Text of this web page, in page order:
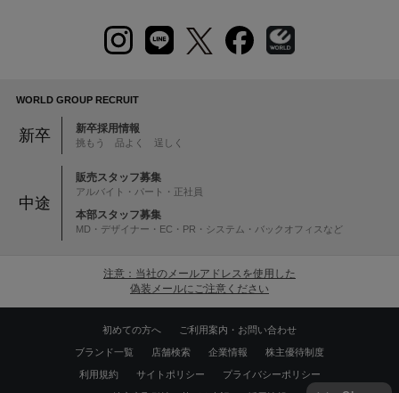
WORLD GROUP RECRUIT
新卒 新卒採用情報
挑もう 品よく 逞しく
中途
販売スタッフ募集
アルバイト・パート・正社員
本部スタッフ募集
MD・デザイナー・EC・PR・システム・バックオフィスなど
注意：当社のメールアドレスを使用した
偽装メールにご注意ください
初めての方へ ご利用案内・お問い合わせ
ブランド一覧 店舗検索 企業情報 株主優待制度
利用規約 サイトポリシー プライバシーポリシー